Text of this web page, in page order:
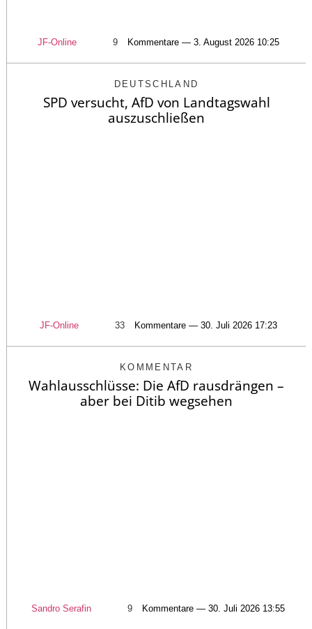
JF-Online 9 Kommentare — 3. August 2026 10:25
DEUTSCHLAND
SPD versucht, AfD von Landtagswahl
auszuschließen
JF-Online 33 Kommentare — 30. Juli 2026 17:23
KOMMENTAR
Wahlausschlüsse: Die AfD rausdrängen –
aber bei Ditib wegsehen
Sandro Serafin 9 Kommentare — 30. Juli 2026 13:55